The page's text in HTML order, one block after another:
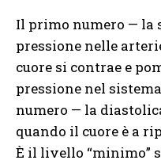
Il primo numero — la
pressione nelle
cuore si contrae e
pressione nel
numero — la
quando il cuore è a
È il livello “minimo”